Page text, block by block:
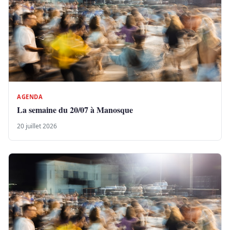
AGENDA
La semaine du 20/07 à Manosque
20 juillet 2026